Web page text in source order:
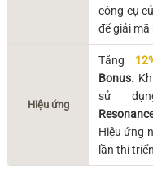
công cụ
để giải
Hiệu ứng
Tăng
Bonus.
sử
Hiệu ứng
lần thi triển